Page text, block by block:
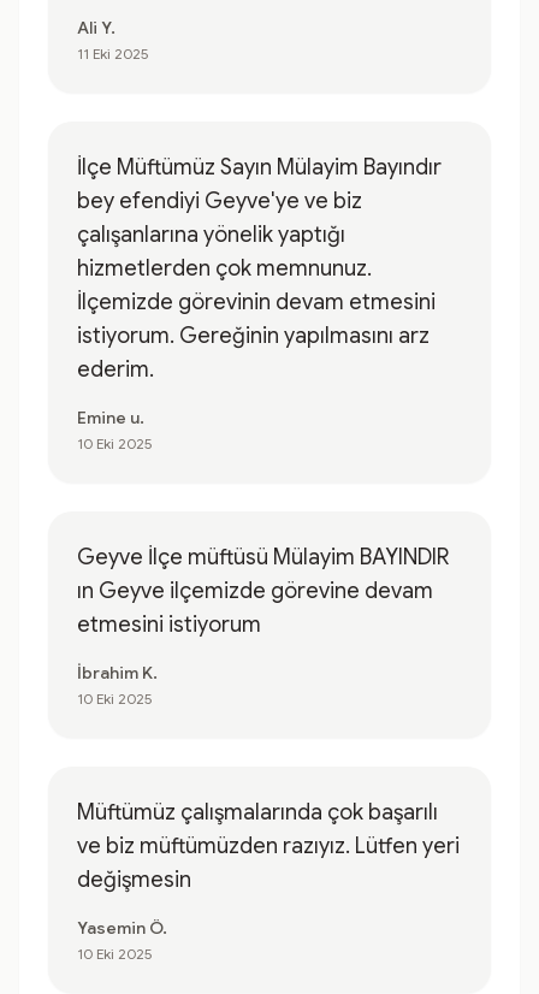
Ali Y.
11 Eki 2025
İlçe Müftümüz Sayın Mülayim Bayındır
bey efendiyi Geyve'ye ve biz
çalışanlarına yönelik yaptığı
hizmetlerden çok memnunuz.
İlçemizde görevinin devam etmesini
istiyorum. Gereğinin yapılmasını arz
ederim.
Emine u.
10 Eki 2025
Geyve İlçe müftüsü Mülayim BAYINDIR
ın Geyve ilçemizde görevine devam
etmesini istiyorum
İbrahim K.
10 Eki 2025
Müftümüz çalışmalarında çok başarılı
ve biz müftümüzden razıyız. Lütfen yeri
değişmesin
Yasemin Ö.
10 Eki 2025